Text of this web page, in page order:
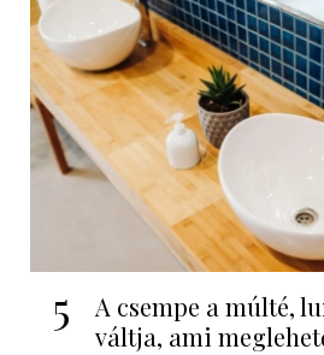
5
A csempe a múlté,
váltja, ami